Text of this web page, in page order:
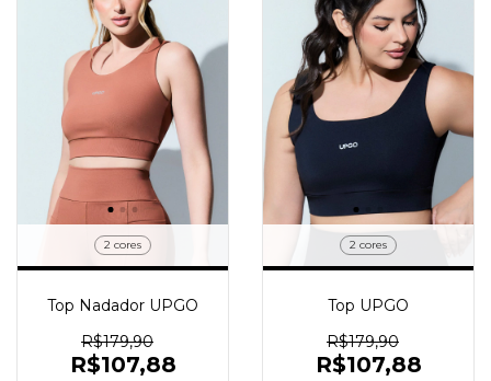
2 cores
Top Nadador UPGO
R$179,90
R$107,88
2 cores
Top UPGO
R$179,90
R$107,88